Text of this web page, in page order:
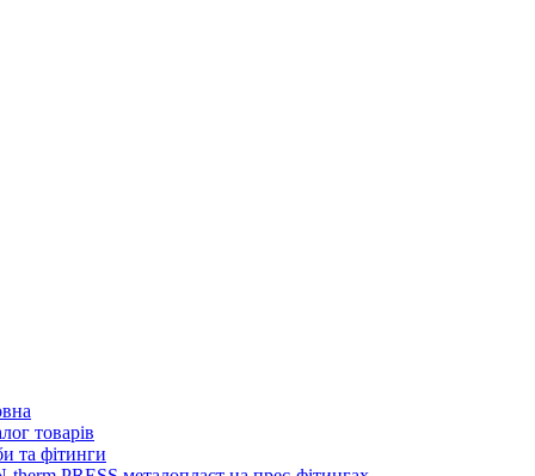
товарів
та фітинги